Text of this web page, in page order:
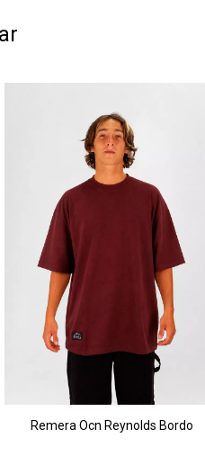
Remera Ocn Reynolds Bordo